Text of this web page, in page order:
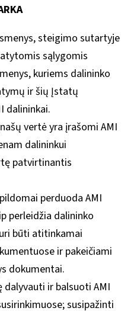
steigimo sutartyje
sąlygomis
kuriems dalininko
ir šių Įstatų
dalininkai.
vertė yra įrašomi AMI
dalininkui
patvirtinantis
perduoda AMI
perleidžia dalininko
būti atitinkamai
ir pakeičiami
dokumentai.
ir balsuoti AMI
susipažinti